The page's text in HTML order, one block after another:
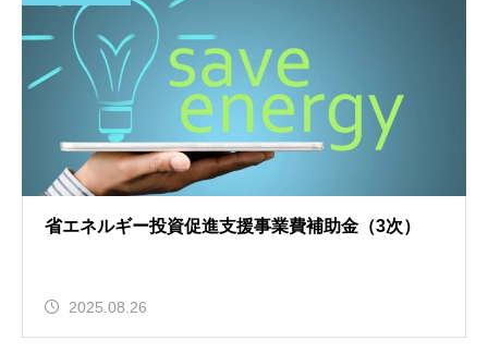
省エネルギー投資促進支援事業費補助金（3次）
2025.08.26